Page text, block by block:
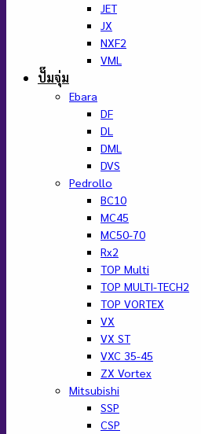
JET
JX
NXF2
VML
ปั๊มจุ่ม
Ebara
DF
DL
DML
DVS
Pedrollo
BC10
MC45
MC50-70
Rx2
TOP Multi
TOP MULTI-TECH2
TOP VORTEX
VX
VX ST
VXC 35-45
ZX Vortex
Mitsubishi
SSP
CSP